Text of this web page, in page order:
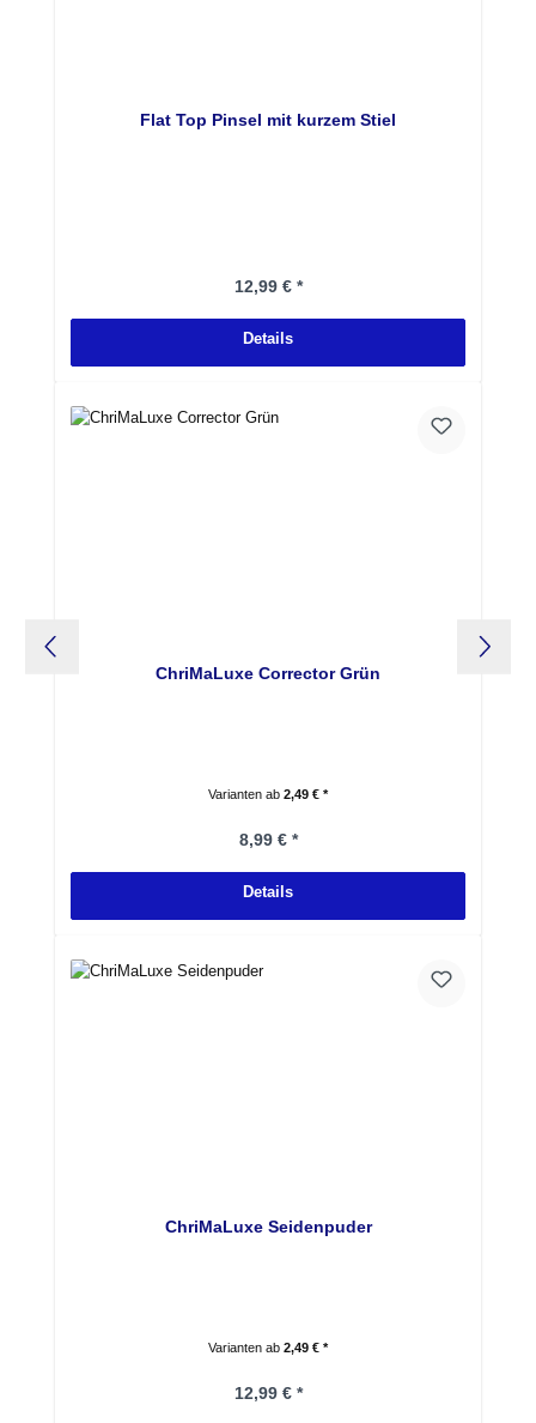
Flat Top Pinsel mit kurzem Stiel
Regulärer Preis:
12,99 € *
Details
ChriMaLuxe Corrector Grün
Varianten ab 2,49 € *
Regulärer Preis:
8,99 € *
Details
ChriMaLuxe Seidenpuder
Varianten ab 2,49 € *
Regulärer Preis:
12,99 € *